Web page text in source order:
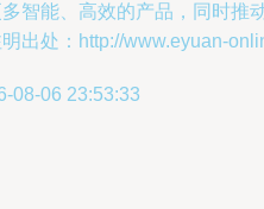
智能、高效的产品，同时推
出处：http://www.eyuan-
08-06 23:53:33